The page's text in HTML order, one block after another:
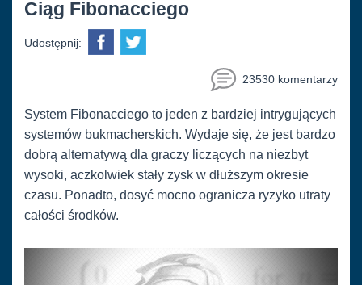
Ciąg Fibonacciego
Udostępnij:
23530 komentarzy
System Fibonacciego to jeden z bardziej intrygujących
systemów bukmacherskich. Wydaje się, że jest bardzo
dobrą alternatywą dla graczy liczących na niezbyt
wysoki, aczkolwiek stały zysk w dłuższym okresie
czasu. Ponadto, dosyć mocno ogranicza ryzyko utraty
całości środków.